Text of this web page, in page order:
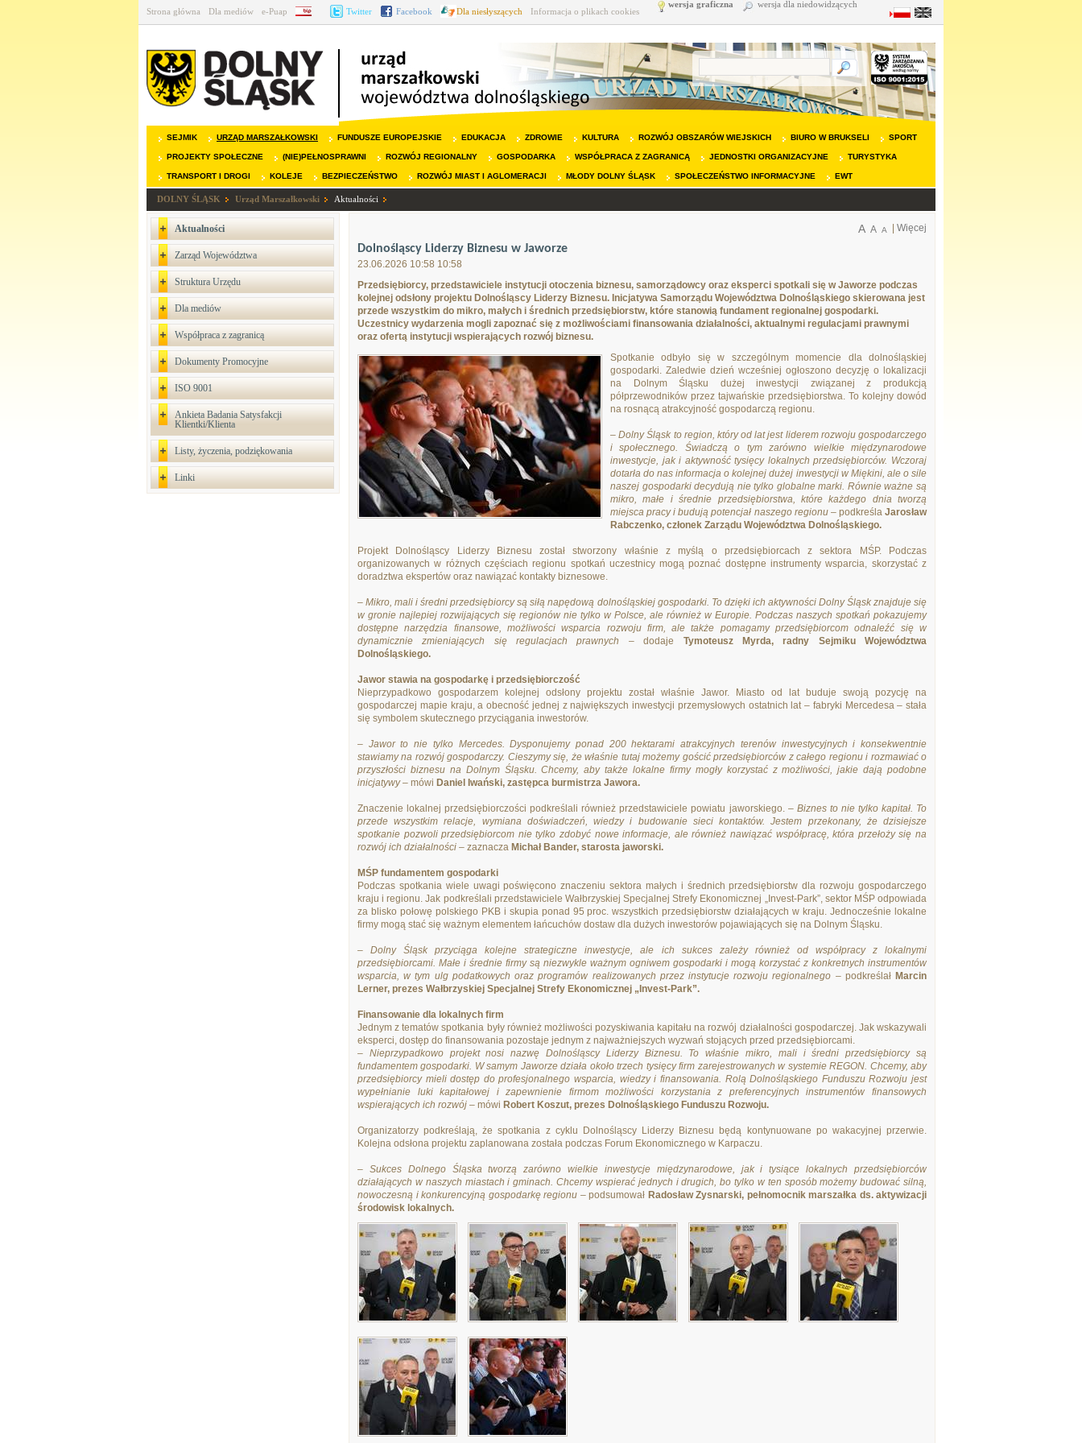
Strona główna Dla mediów e-Puap BIP Twitter Facebook Dla niesłyszących Informacja o plikach cookies
wersja graficzna wersja dla niedowidzących
SEJMIK URZĄD MARSZAŁKOWSKI FUNDUSZE EUROPEJSKIE EDUKACJA ZDROWIE KULTURA ROZWÓJ OBSZARÓW WIEJSKICH BIURO W BRUKSELI SPORT
PROJEKTY SPOŁECZNE (NIE)PEŁNOSPRAWNI ROZWÓJ REGIONALNY GOSPODARKA WSPÓŁPRACA Z ZAGRANICĄ JEDNOSTKI ORGANIZACYJNE TURYSTYKA
TRANSPORT I DROGI KOLEJE BEZPIECZEŃSTWO ROZWÓJ MIAST I AGLOMERACJI MŁODY DOLNY ŚLĄSK SPOŁECZEŃSTWO INFORMACYJNE EWT
DOLNY ŚLĄSK Urząd Marszałkowski Aktualności
Aktualności
Zarząd Województwa
Struktura Urzędu
Dla mediów
Współpraca z zagranicą
Dokumenty Promocyjne
ISO 9001
Ankieta Badania Satysfakcji
Klientki/Klienta
Listy, życzenia, podziękowania
Linki
Więcej
A A A
Dolnośląscy Liderzy Biznesu w Jaworze
23.06.2026 10:58 10:58
Przedsiębiorcy, przedstawiciele instytucji otoczenia biznesu, samorządowcy oraz eksperci spotkali się w Jaworze podczas
kolejnej odsłony projektu Dolnośląscy Liderzy Biznesu. Inicjatywa Samorządu Województwa Dolnośląskiego skierowana jest
przede wszystkim do mikro, małych i średnich przedsiębiorstw, które stanowią fundament regionalnej gospodarki.
Uczestnicy wydarzenia mogli zapoznać się z możliwościami finansowania działalności, aktualnymi regulacjami prawnymi
oraz ofertą instytucji wspierających rozwój biznesu.
Spotkanie odbyło się w szczególnym momencie dla dolnośląskiej
gospodarki. Zaledwie dzień wcześniej ogłoszono decyzję o lokalizacji
na Dolnym Śląsku dużej inwestycji związanej z produkcją
półprzewodników przez tajwańskie przedsiębiorstwa. To kolejny dowód
na rosnącą atrakcyjność gospodarczą regionu.
– Dolny Śląsk to region, który od lat jest liderem rozwoju gospodarczego
i społecznego. Świadczą o tym zarówno wielkie międzynarodowe
inwestycje, jak i aktywność tysięcy lokalnych przedsiębiorców. Wczoraj
dotarła do nas informacja o kolejnej dużej inwestycji w Miękini, ale o sile
naszej gospodarki decydują nie tylko globalne marki. Równie ważne są
mikro, małe i średnie przedsiębiorstwa, które każdego dnia tworzą
miejsca pracy i budują potencjał naszego regionu– podkreślaJarosław
Rabczenko, członek Zarządu Województwa Dolnośląskiego.
Projekt Dolnośląscy Liderzy Biznesu został stworzony właśnie z myślą o przedsiębiorcach z sektora MŚP. Podczas
organizowanych w różnych częściach regionu spotkań uczestnicy mogą poznać dostępne instrumenty wsparcia, skorzystać z
doradztwa ekspertów oraz nawiązać kontakty biznesowe.
– Mikro, mali i średni przedsiębiorcy są siłą napędową dolnośląskiej gospodarki. To dzięki ich aktywności Dolny Śląsk znajduje się
w gronie najlepiej rozwijających się regionów nie tylko w Polsce, ale również w Europie. Podczas naszych spotkań pokazujemy
dostępne narzędzia finansowe, możliwości wsparcia rozwoju firm, ale także pomagamy przedsiębiorcom odnaleźć się w
dynamicznie zmieniających się regulacjach prawnych
– dodaje Tymoteusz Myrda, radny Sejmiku Województwa
Dolnośląskiego.
Jawor stawia na gospodarkę i przedsiębiorczość
Nieprzypadkowo gospodarzem kolejnej odsłony projektu został właśnie Jawor. Miasto od lat buduje swoją pozycję na
gospodarczej mapie kraju, a obecność jednej z największych inwestycji przemysłowych ostatnich lat – fabryki Mercedesa – stała
się symbolem skutecznego przyciągania inwestorów.
– Jawor to nie tylko Mercedes. Dysponujemy ponad 200 hektarami atrakcyjnych terenów inwestycyjnych i konsekwentnie
stawiamy na rozwój gospodarczy. Cieszymy się, że właśnie tutaj możemy gościć przedsiębiorców z całego regionu i rozmawiać o
przyszłości biznesu na Dolnym Śląsku. Chcemy, aby także lokalne firmy mogły korzystać z możliwości, jakie dają podobne
inicjatywy– mówi Daniel Iwański, zastępca burmistrza Jawora.
Znaczenie lokalnej przedsiębiorczości podkreślali również przedstawiciele powiatu jaworskiego. – Biznes to nie tylko kapitał. To
przede wszystkim relacje, wymiana doświadczeń, wiedzy i budowanie sieci kontaktów. Jestem przekonany, że dzisiejsze
spotkanie pozwoli przedsiębiorcom nie tylko zdobyć nowe informacje, ale również nawiązać współpracę, która przełoży się na
rozwój ich działalności – zaznacza Michał Bander, starosta jaworski.
MŚP fundamentem gospodarki
Podczas spotkania wiele uwagi poświęcono znaczeniu sektora małych i średnich przedsiębiorstw dla rozwoju gospodarczego
kraju i regionu. Jak podkreślali przedstawiciele Wałbrzyskiej Specjalnej Strefy Ekonomicznej „Invest-Park”, sektor MŚP odpowiada
za blisko połowę polskiego PKB i skupia ponad 95 proc. wszystkich przedsiębiorstw działających w kraju. Jednocześnie lokalne
firmy mogą stać się ważnym elementem łańcuchów dostaw dla dużych inwestorów pojawiających się na Dolnym Śląsku.
– Dolny Śląsk przyciąga kolejne strategiczne inwestycje, ale ich sukces zależy również od współpracy z lokalnymi
przedsiębiorcami. Małe i średnie firmy są niezwykle ważnym ogniwem gospodarki i mogą korzystać z konkretnych instrumentów
wsparcia, w tym ulg podatkowych oraz programów realizowanych przez instytucje rozwoju regionalnego – podkreślał Marcin
Lerner, prezes Wałbrzyskiej Specjalnej Strefy Ekonomicznej „Invest-Park”.
Finansowanie dla lokalnych firm
Jednym z tematów spotkania były również możliwości pozyskiwania kapitału na rozwój działalności gospodarczej. Jak wskazywali
eksperci, dostęp do finansowania pozostaje jednym z najważniejszych wyzwań stojących przed przedsiębiorcami.
– Nieprzypadkowo projekt nosi nazwę Dolnośląscy Liderzy Biznesu. To właśnie mikro, mali i średni przedsiębiorcy są
fundamentem gospodarki. W samym Jaworze działa około trzech tysięcy firm zarejestrowanych w systemie REGON. Chcemy, aby
przedsiębiorcy mieli dostęp do profesjonalnego wsparcia, wiedzy i finansowania. Rolą Dolnośląskiego Funduszu Rozwoju jest
wypełnianie luki kapitałowej i zapewnienie firmom możliwości korzystania z preferencyjnych instrumentów finansowych
wspierających ich rozwój – mówi Robert Koszut, prezes Dolnośląskiego Funduszu Rozwoju.
Organizatorzy podkreślają, że spotkania z cyklu Dolnośląscy Liderzy Biznesu będą kontynuowane po wakacyjnej przerwie.
Kolejna odsłona projektu zaplanowana została podczas Forum Ekonomicznego w Karpaczu.
– Sukces Dolnego Śląska tworzą zarówno wielkie inwestycje międzynarodowe, jak i tysiące lokalnych przedsiębiorców
działających w naszych miastach i gminach. Chcemy wspierać jednych i drugich, bo tylko w ten sposób możemy budować silną,
nowoczesną i konkurencyjną gospodarkę regionu – podsumował Radosław Zysnarski, pełnomocnik marszałka ds. aktywizacji
środowisk lokalnych.